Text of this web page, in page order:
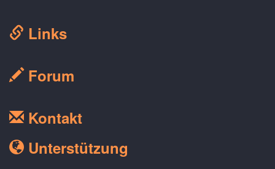
Links
Forum
Kontakt
Unterstützung